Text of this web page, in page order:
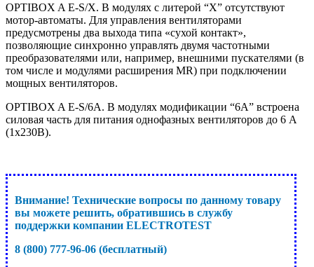
OPTIBOX A E-S/X. В модулях с литерой “X” отсутствуют
мотор-автоматы. Для управления вентиляторами
предусмотрены два выхода типа «сухой контакт»,
позволяющие синхронно управлять двумя частотными
преобразователями или, например, внешними пускателями (в
том числе и модулями расширения MR) при подключении
мощных вентиляторов.
OPTIBOX A E-S/6A. В модулях модификации “6A” встроена
силовая часть для питания однофазных вентиляторов до 6 А
(1х230В).
Внимание! Технические вопросы по данному товару
вы можете решить, обратившись в службу
поддержки компании ELECTROTEST
8 (800) 777-96-06 (бесплатный)